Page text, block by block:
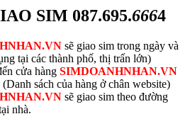
SIM 087.695.6664
sẽ giao sim trong ngày và
tại các thành phố, thị trấn lớn)
cửa hàng SIMDOANHNHAN.VN
sách của hàng ở chân website)
sẽ giao sim theo đường
nhà.